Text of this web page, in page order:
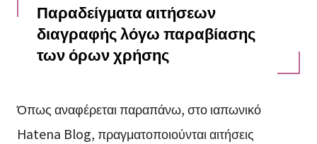
Παραδείγματα αιτήσεων
διαγραφής λόγω παραβίασης
των όρων χρήσης
Όπως αναφέρεται παραπάνω, στο ιαπωνικό
Hatena Blog, πραγματοποιούνται αιτήσεις